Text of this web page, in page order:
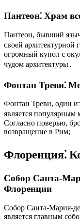
Пантеон⁚ Храм
Пантеон, бывший
своей
огромный купол с
чудом архитектуры․
Фонтан Треви⁚
Фонтан Треви, один
является популярным
Согласно поверью,
возвращение в Рим;
Флоренция⁚
Собор Санта-
Флоренции
Собор Санта-Мария-
является главным